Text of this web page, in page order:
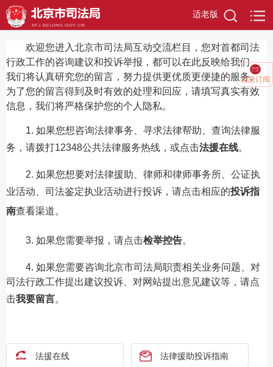
适老版
信息订阅
欢迎您进入北京市司法局互动交流栏目，您对首都司法
行政工作的咨询建议和投诉举报，都可以在此反映给我们，
我们将认真研究您的留言，努力提供更优质更便捷的服务。
为了您的留言得到及时有效的处理和回应，请填写真实有效
信息，我们将严格保护您的个人隐私。
1. 如果您想咨询法律事务、寻求法律帮助、查询法律服
务，请拨打12348公共法律服务热线，或点击法援在线。
2. 如果您想要对法律援助、律师和律师事务所、公证执
业活动、司法鉴定执业活动进行投诉，请点击相应的投诉指
南查看渠道。
3. 如果您需要举报，请点击检举控告。
4. 如果您需要咨询北京市司法局职责相关业务问题、对
司法行政工作提出建议投诉、对网站提出意见建议等，请点
击我要留言。
法援在线 法律援助投诉指南